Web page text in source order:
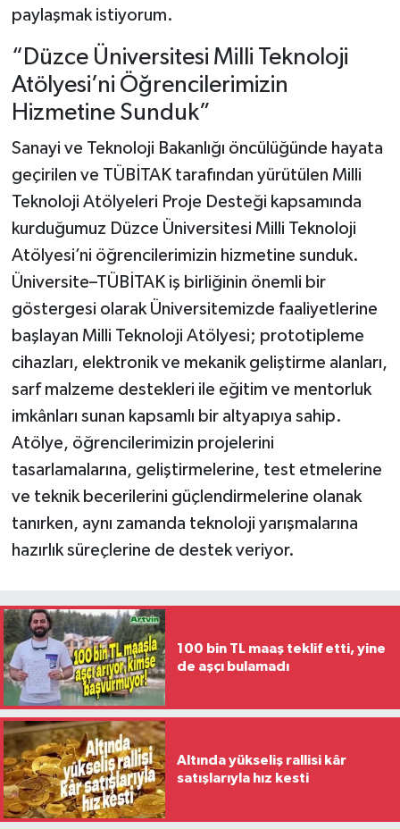
paylaşmak istiyorum.
“Düzce Üniversitesi Milli Teknoloji
Atölyesi’ni Öğrencilerimizin
Hizmetine Sunduk”
Sanayi ve Teknoloji Bakanlığı öncülüğünde hayata
geçirilen ve TÜBİTAK tarafından yürütülen Milli
Teknoloji Atölyeleri Proje Desteği kapsamında
kurduğumuz Düzce Üniversitesi Milli Teknoloji
Atölyesi’ni öğrencilerimizin hizmetine sunduk.
Üniversite–TÜBİTAK iş birliğinin önemli bir
göstergesi olarak Üniversitemizde faaliyetlerine
başlayan Milli Teknoloji Atölyesi; prototipleme
cihazları, elektronik ve mekanik geliştirme alanları,
sarf malzeme destekleri ile eğitim ve mentorluk
imkânları sunan kapsamlı bir altyapıya sahip.
Atölye, öğrencilerimizin projelerini
tasarlamalarına, geliştirmelerine, test etmelerine
ve teknik becerilerini güçlendirmelerine olanak
tanırken, aynı zamanda teknoloji yarışmalarına
hazırlık süreçlerine de destek veriyor.
100 bin TL maaş teklif etti, yine
de aşçı bulamadı
Altında yükseliş rallisi kâr
satışlarıyla hız kesti